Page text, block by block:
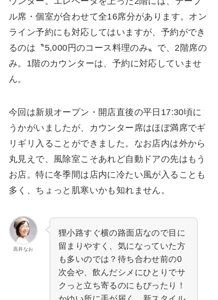
ル席・個室が合わせて全16席分があります。オン
ライン予約にも対応してはいますが、予約ができ
るのは〝5,000円のコース料理のみ〟で、2階席の
み。1階のカウンターは、予約に対応していませ
ん。
今回は新規オープン・開店直後の平日17:30頃に
うかがいましたが、カウンター席はほぼ満席でギ
リギリ入ることができました。なお店内は外から
丸見えで、風除室こそあれど自動ドアの先はもう
お店。特に冬季間は店内に冷たい風が入ることも
多く、ちょっと肌寒いかも知れません。
高井なお
狸小路すぐ横の路面店なので目に
留まりやすく、気になっていた方
も多いのでは？待ち合わせ前の0
次会や、飲んだシメにひとりでサ
クっと立ち寄るのにもぴったり！